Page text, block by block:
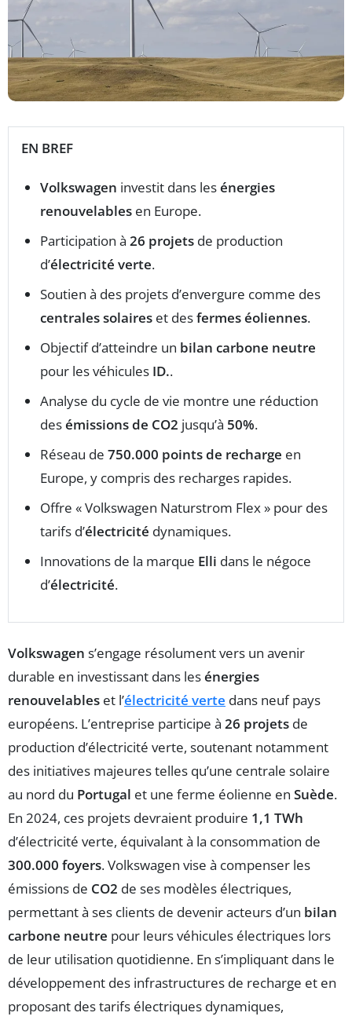
EN BREF
Volkswagen investit dans lesénergies
renouvelables en Europe.
Participation à 26 projets de production
d’électricité verte.
Soutien à des projets d’envergure comme des
centrales solaires et desfermes éoliennes.
Objectif d’atteindre un bilan carbone neutre
pour les véhicules ID..
Analyse du cycle de vie montre une réduction
desémissions de CO2 jusqu’à 50%.
Réseau de 750.000 points de recharge en
Europe, y compris des recharges rapides.
Offre « Volkswagen Naturstrom Flex » pour des
tarifs d’électricité dynamiques.
Innovations de la marque Elli dans le négoce
d’électricité.
Volkswagen s’engage résolument vers un avenir
durable en investissant dans lesénergies
renouvelables et l’électricité verte dans neuf pays
européens. L’entreprise participe à 26 projets de
production d’électricité verte, soutenant notamment
des initiatives majeures telles qu’une centrale solaire
au nord du Portugal et une ferme éolienne en Suède.
En 2024, ces projets devraient produire 1,1 TWh
d’électricité verte, équivalant à la consommation de
300.000 foyers. Volkswagen vise à compenser les
émissions de CO2 de ses modèles électriques,
permettant à ses clients de devenir acteurs d’un bilan
carbone neutre pour leurs véhicules électriques lors
de leur utilisation quotidienne. En s’impliquant dans le
développement des infrastructures de recharge et en
proposant des tarifs électriques dynamiques,